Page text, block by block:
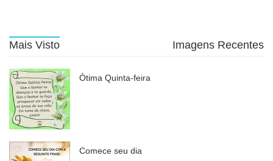
Mais Visto Imagens Recentes
Ótima Quinta-feira
Comece seu dia